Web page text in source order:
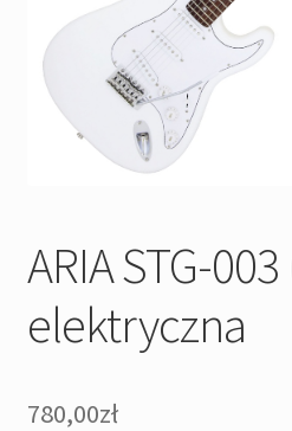
ARIA STG-
elektryczna
780,00zł